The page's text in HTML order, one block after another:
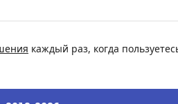
каждый раз, когда